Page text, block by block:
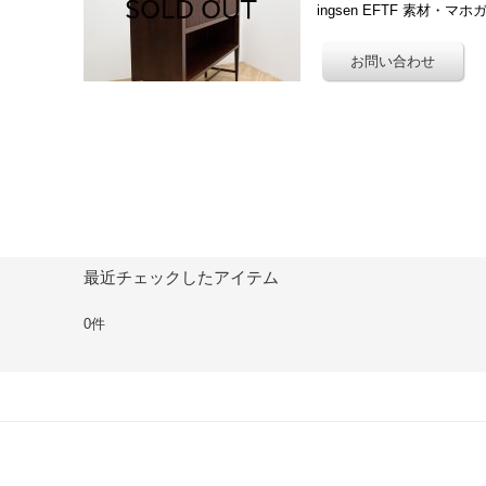
ingsen EFTF 素材・マホ
最近チェックしたアイテム
0件